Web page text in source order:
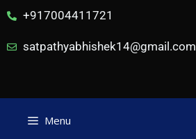
+917004411721
satpathyabhishek14@gmail.com
Menu